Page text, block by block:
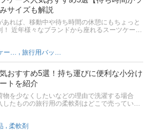
テムです。そんなバススタンドの魅力や注意
めたのでぜひ参考にしてください！
サイズも解説
あれば、移動中や待ち時間の休憩にもちょっと
近年様々なブランドから座れるスーツケース
の記事では、大人が座れるおすすめのスーツ
い選び方や機内持ち込みサイズなども解説す
ださい。後半では通販サイトの人気ランキン
Amazonなどの通販サイトの最新人気ランキン
いるので、きっとあなたの使い方にピッタリの
ります！
おすすめ5選！持ち運びに便利な小分け
トを紹介
物を少なくしたいなどの理由で洗濯する場合
したものの旅行用の柔軟剤はどこで売ってい
ーでは洗剤は自動投入だけど柔軟剤がないか
みを持つ方も多いかもしれません。本記事で
び方とおすすめ商品を紹介します。旅行用の
柔軟剤